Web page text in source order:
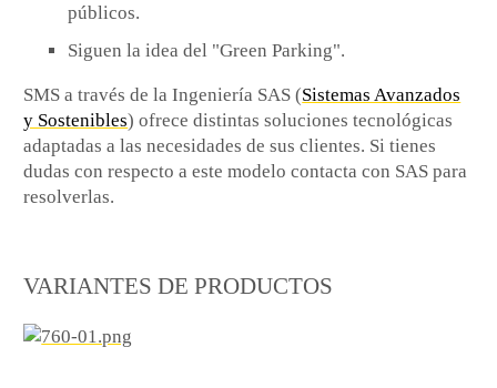
públicos.
Siguen la idea del "Green Parking".
SMS a través de la Ingeniería SAS (Sistemas Avanzados
y Sostenibles) ofrece distintas soluciones tecnológicas
adaptadas a las necesidades de sus clientes. Si tienes
dudas con respecto a este modelo contacta con SAS para
resolverlas.
VARIANTES DE PRODUCTOS